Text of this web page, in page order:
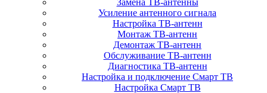
Замена ТВ-антенны
Усиление антенного сигнала
Настройка ТВ-антенн
Монтаж ТВ-антенн
Демонтаж ТВ-антенн
Обслуживание ТВ-антенн
Диагностика ТВ-антенн
Настройка и подключение Смарт ТВ
Настройка Смарт ТВ